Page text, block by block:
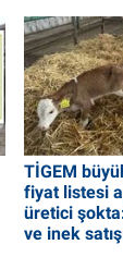
TİGEM
fiyat listesi
üretici
ve inek